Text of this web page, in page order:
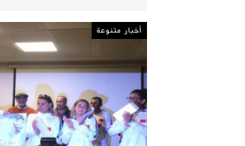
أخبار متنوعة